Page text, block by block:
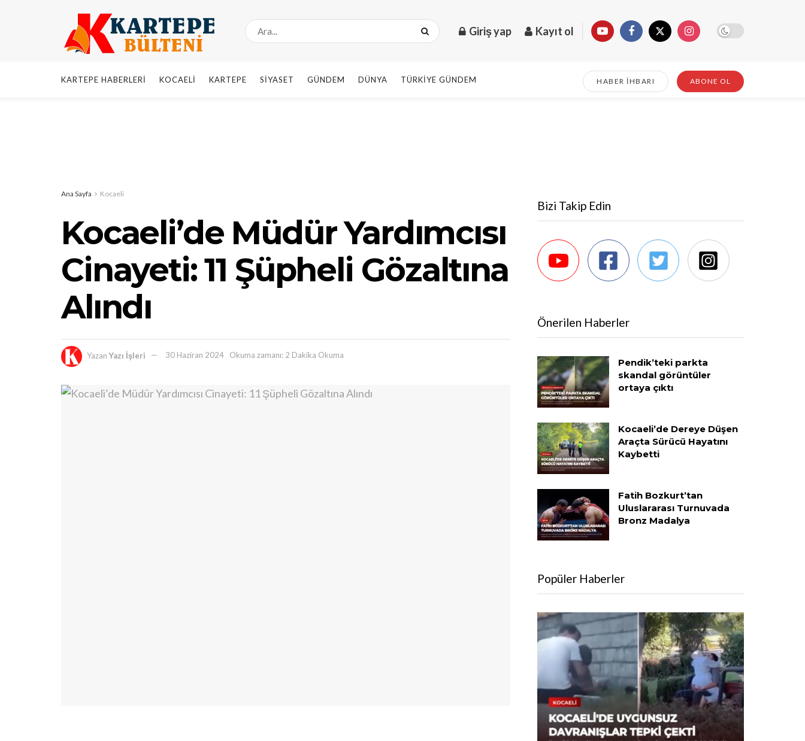
Giriş yap Kayıt ol
KARTEPE HABERLERI KOCAELI KARTEPE SIYASET GÜNDEM DÜNYA TÜRKIYE GÜNDEM HABER İHBARI ABONE OL
Ana Sayfa Kocaeli
Kocaeli’de Müdür Yardımcısı
Cinayeti: 11 Şüpheli Gözaltına
Alındı
Yazan Yazı İşleri 30 Haziran 2024 Okuma zamanı: 2 Dakika Okuma
Bizi Takip Edin
Önerilen Haberler
Pendik’teki parkta
skandal görüntüler
ortaya çıktı
Kocaeli’de Dereye Düşen
Araçta Sürücü Hayatını
Kaybetti
Fatih Bozkurt’tan
Uluslararası Turnuvada
Bronz Madalya
Popüler Haberler